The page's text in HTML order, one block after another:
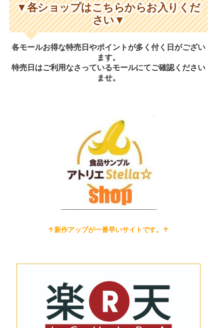
▼各ショップはこちらからお入りくだ
さい▼
各モールお得な特売日やポイントが多く付く日がござい
ます。
特売日はご利用なさっているモールにてご確認ください
ませ。
↑新作アップが一番早いサイトです。↑